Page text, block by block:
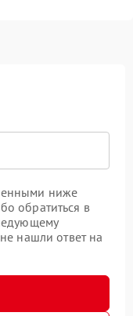
ниже
обратиться в
нашли ответ на